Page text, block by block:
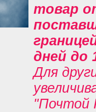
товар
дней до
Для
"Почтой